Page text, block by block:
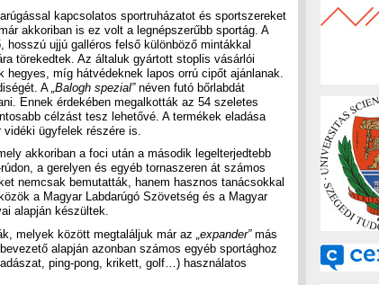
kapcsolatos sportruházatot és sportszereket
akkoriban is ez volt a legnépszerűbb sportág. A
hosszú ujjú galléros felső különböző mintákkal
törekedtek. Az általuk gyártott stoplis vásárlói
míg hátvédeknek lapos orrú cipőt ajánlanak.
A „Balogh spezial”néven futó bőrlabdát
Ennek érdekében megalkották az 54 szeletes
célzást tesz lehetővé. A termékek eladása
ügyfelek részére is.
akkoriban a foci után a második legelterjedtebb
a gerelyen és egyéb tornaszeren át számos
nemcsak bemutatták, hanem hasznos tanácsokkal
a Magyar Labdarúgó Szövetség és a Magyar
alapján készültek.
melyek között megtaláljuk már az „expander”más
alapján azonban számos egyéb sportághoz
ping-pong, krikett, golf…) használatos